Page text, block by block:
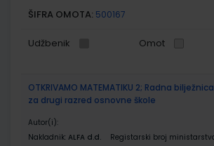
ŠIFRA OMOTA: 500167
Udžbenik Omot
OTKRIVAMO MATEMATIKU 2; Radna
za drugi razred osnovne škole
Autor(i):
Nakladnik: ALFA d.d. Registarski broj